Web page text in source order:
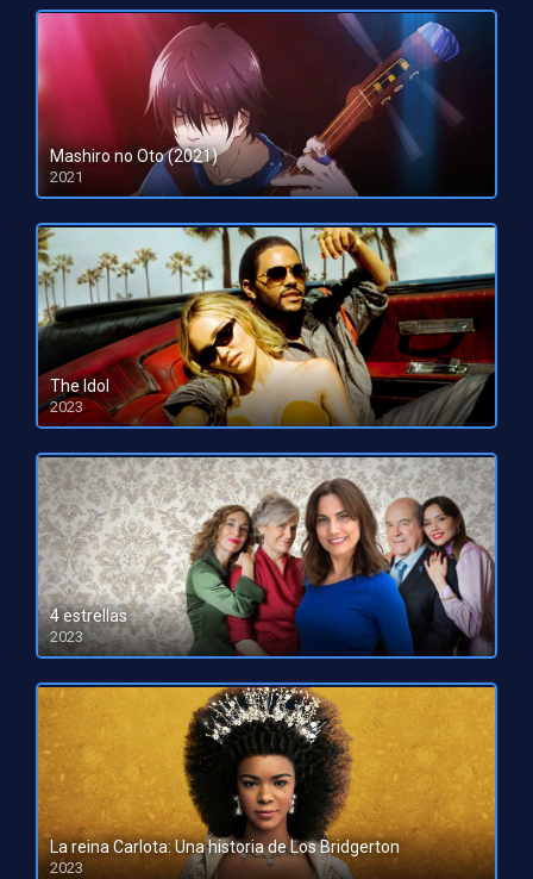
Mashiro no Oto (2021)
2021
The Idol
2023
HD 1080pHD 720p
4 estrellas
2023
HD 1080pHD 720p
La reina Carlota: Una historia de Los Bridgerton
2023